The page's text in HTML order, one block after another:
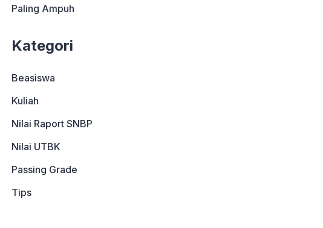
Paling Ampuh
Kategori
Beasiswa
Kuliah
Nilai Raport SNBP
Nilai UTBK
Passing Grade
Tips